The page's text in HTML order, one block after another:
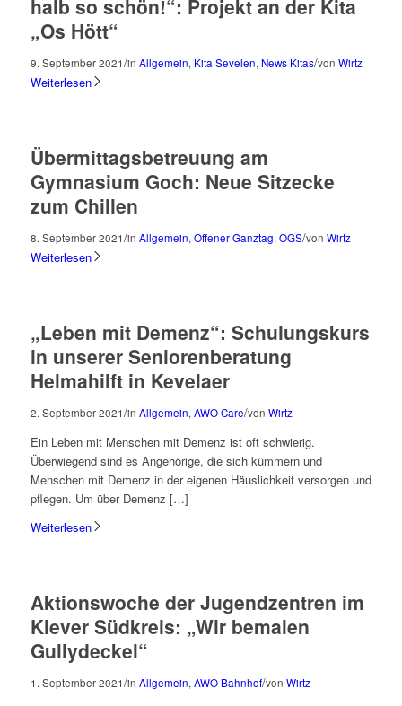
halb so schön!“: Projekt an der Kita
„Os Hött“
9. September 2021/in Allgemein, Kita Sevelen, News Kitas/von Wirtz
Weiterlesen
Übermittagsbetreuung am
Gymnasium Goch: Neue Sitzecke
zum Chillen
8. September 2021/in Allgemein, Offener Ganztag, OGS/von Wirtz
Weiterlesen
„Leben mit Demenz“: Schulungskurs
in unserer Seniorenberatung
Helmahilft in Kevelaer
2. September 2021/in Allgemein, AWO Care/von Wirtz
Ein Leben mit Menschen mit Demenz ist oft schwierig.
Überwiegend sind es Angehörige, die sich kümmern und
Menschen mit Demenz in der eigenen Häuslichkeit versorgen und
pflegen. Um über Demenz […]
Weiterlesen
Aktionswoche der Jugendzentren im
Klever Südkreis: „Wir bemalen
Gullydeckel“
1. September 2021/in Allgemein, AWO Bahnhof/von Wirtz